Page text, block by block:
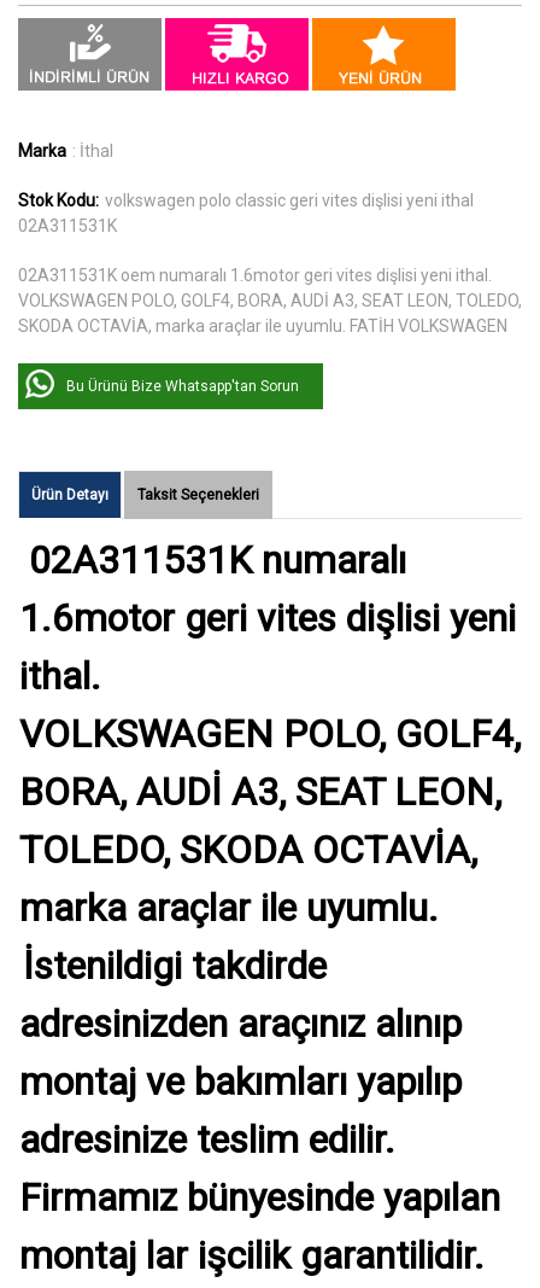
Marka : İthal
Stok Kodu: volkswagen polo classic geri vites dişlisi yeni ithal
02A311531K
02A311531K oem numaralı 1.6motor geri vites dişlisi yeni ithal.
VOLKSWAGEN POLO, GOLF4, BORA, AUDİ A3, SEAT LEON, TOLEDO,
SKODA OCTAVİA, marka araçlar ile uyumlu. FATİH VOLKSWAGEN
Bu Ürünü Bize Whatsapp'tan Sorun
Ürün Detayı Taksit Seçenekleri
02A311531K numaralı
1.6motor geri vites dişlisi yeni
ithal.
VOLKSWAGEN POLO, GOLF4,
BORA, AUDİ A3, SEAT LEON,
TOLEDO, SKODA OCTAVİA,
marka araçlar ile uyumlu.
İstenildigi takdirde
adresinizden araçınız alınıp
montaj ve bakımları yapılıp
adresinize teslim edilir.
Firmamız bünyesinde yapılan
montaj lar işcilik garantilidir.